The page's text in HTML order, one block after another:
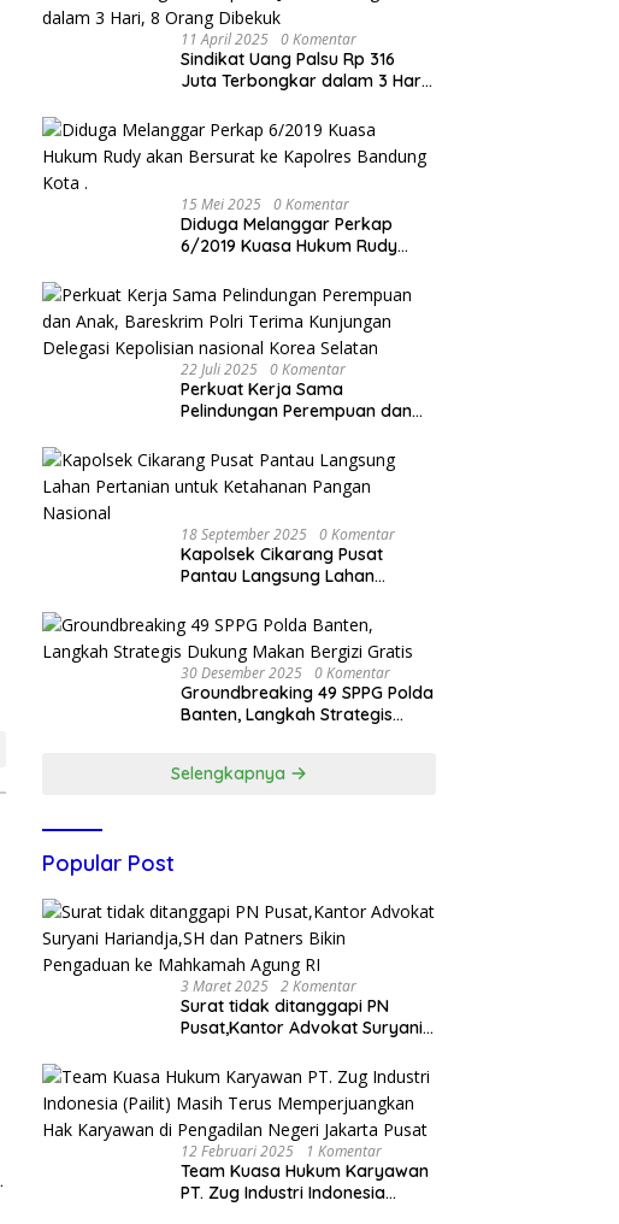
11 April 2025 0 Komentar
Sindikat Uang Palsu Rp 316
Juta Terbongkar dalam 3 Hari,
15 Mei 2025 0 Komentar
Diduga Melanggar Perkap
6/2019 Kuasa Hukum Rudy
Bandung Kota .
22 Juli 2025 0 Komentar
Perkuat Kerja Sama
Pelindungan Perempuan dan
Kunjungan Delegasi Kepolisian
nasional Korea Selatan
18 September 2025 0 Komentar
Kapolsek Cikarang Pusat
Pantau Langsung Lahan
Pangan Nasional
30 Desember 2025 0 Komentar
Groundbreaking 49 SPPG Polda
Banten, Langkah Strategis
Selengkapnya
Popular Post
3 Maret 2025 2 Komentar
Surat tidak ditanggapi PN
Pusat,Kantor Advokat Suryani
Pengaduan ke Mahkamah
Agung RI
12 Februari 2025 1 Komentar
Team Kuasa Hukum Karyawan
PT. Zug Industri Indonesia